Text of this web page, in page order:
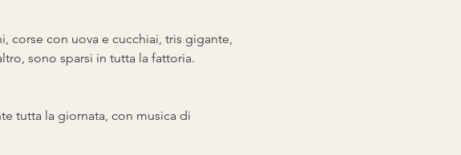
corse con uova e cucchiai, tris gigante,
sono sparsi in tutta la fattoria.
tutta la giornata, con musica di